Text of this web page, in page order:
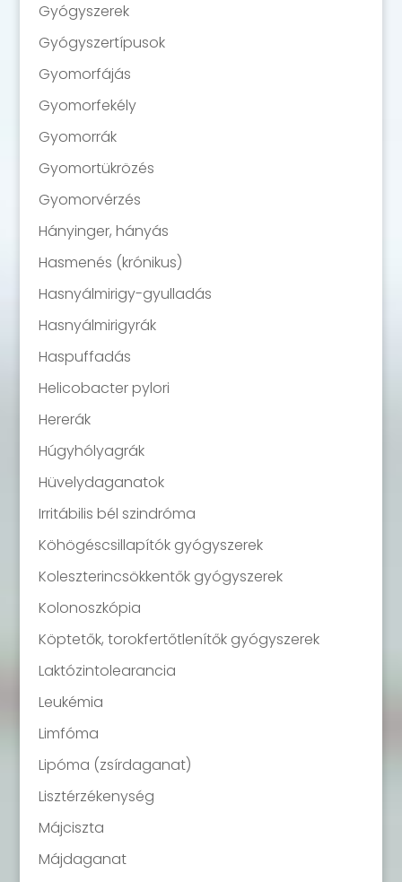
Gyógyszerek
Gyógyszertípusok
Gyomorfájás
Gyomorfekély
Gyomorrák
Gyomortükrözés
Gyomorvérzés
Hányinger, hányás
Hasmenés (krónikus)
Hasnyálmirigy-gyulladás
Hasnyálmirigyrák
Haspuffadás
Helicobacter pylori
Hererák
Húgyhólyagrák
Hüvelydaganatok
Irritábilis bél szindróma
Köhögéscsillapítók gyógyszerek
Koleszterincsökkentők gyógyszerek
Kolonoszkópia
Köptetők, torokfertőtlenítők gyógyszerek
Laktózintolearancia
Leukémia
Limfóma
Lipóma (zsírdaganat)
Lisztérzékenység
Májciszta
Májdaganat